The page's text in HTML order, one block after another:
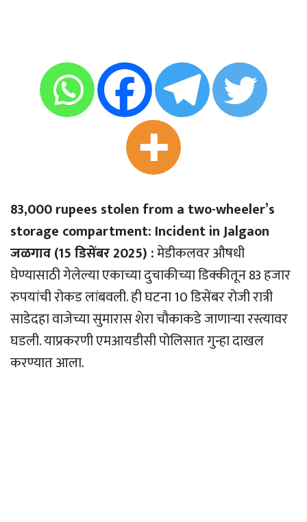
83,000 rupees stolen from a two-wheeler’s
storage compartment: Incident in Jalgaon
जळगाव (15 डिसेंबर 2025) :मेडीकलवर औषधी
घेण्यासाठी गेलेल्या एकाच्या दुचाकीच्या डिक्कीतून 83 हजार
रुपयांची रोकड लांबवली. ही घटना 10 डिसेंबर रोजी रात्री
साडेदहा वाजेच्या सुमारास शेरा चौकाकडे जाणार्‍या रस्त्यावर
घडली. याप्रकरणी एमआयडीसी पोलिसात गुन्हा दाखल
करण्यात आला.